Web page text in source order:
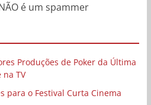
é um spammer
Produções de Poker da Última
na TV
para o Festival Curta Cinema